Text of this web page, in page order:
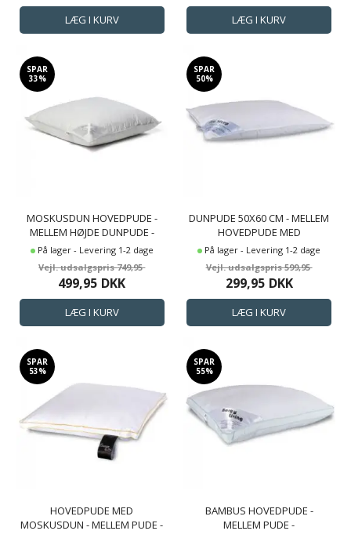
SPAR
33%
MOSKUSDUN HOVEDPUDE -
MELLEM HØJDE DUNPUDE -
50X60 CM - 3 KAMMER PUDE -
NORDSTRAND HOME
På lager - Levering 1-2 dage
749,95
499,95 DKK
SPAR
50%
DUNPUDE 50X60 CM - MELLEM
HOVEDPUDE MED
MOSKUSDUN - 1 KAMMER
HOVEDPUDE - ZEN SLEEP
På lager - Levering 1-2 dage
599,95
299,95 DKK
SPAR
53%
HOVEDPUDE MED
MOSKUSDUN - MELLEM PUDE -
SPAR
55%
BAMBUS HOVEDPUDE -
MELLEM PUDE -